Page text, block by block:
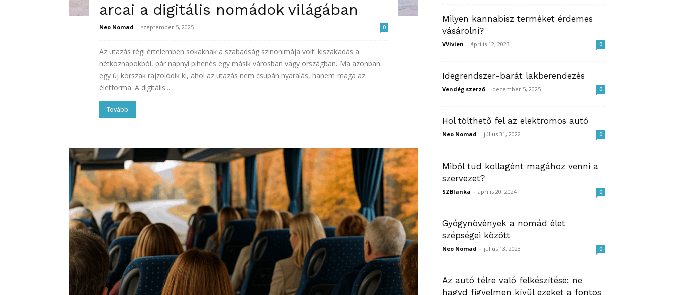
arcai a digitális nomádok világában
Neo Nomad - szeptember 5, 2025 0
Az utazás régi értelemben sokaknak a szabadság szinonimája volt: kiszakadás a
hétköznapokból, pár napnyi pihenés egy másik városban vagy országban. Ma azonban
egy új korszak rajzolódik ki, ahol az utazás nem csupán nyaralás, hanem maga az
életforma. A digitális...
Tovább
Milyen kannabisz terméket érdemes
vásárolni?
VVivien - április 12, 2023 0
Idegrendszer-barát lakberendezés
Vendég szerző - december 5, 2025 0
Hol tölthető fel az elektromos autó
Neo Nomad - július 31, 2022 0
Miből tud kollagént magához venni a
szervezet?
SZBlanka - április 20, 2024 0
Gyógynövények a nomád élet
szépségei között
Neo Nomad - július 13, 2023 0
Az autó télre való felkészítése: ne
hagyd figyelmen kívül ezeket a fontos